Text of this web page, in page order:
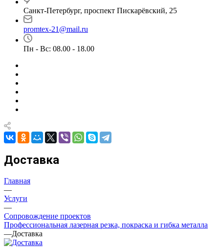
Санкт-Петербург, проспект Пискарёвский, 25
promtex-21@mail.ru
Пн - Вс: 08.00 - 18.00
Доставка
Главная
—
Услуги
—
Сопровождение проектов
Профессиональная лазерная резка, покраска и гибка металла
—Доставка